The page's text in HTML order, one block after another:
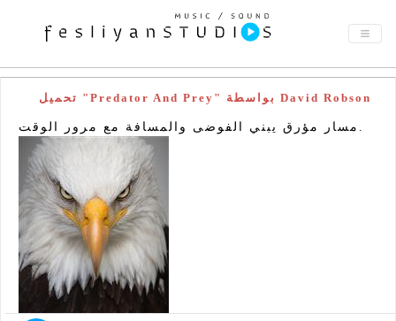
تحميل "Predator And Prey" بواسطة David Robson
مسار مؤرق يبني الفوضى والمسافة مع مرور الوقت.